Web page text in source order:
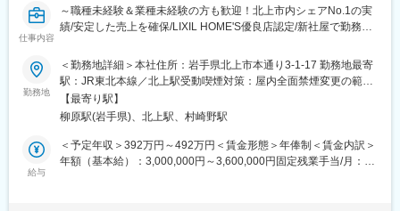
変更の範囲：会社の定める業務
■資格取得がしやすい風土：
どを取り入れており、会社全体で資格取得者を応援しておりま
す。また、資格取得者には資格手当の支給もあります。
■デザインコンセプト：
噪を忘れさせてくれる深い安らぎ。当社ではそんなリゾートスタ
イルを住まいに映し出し暮らすことが歓びとなるマイホームを築
仕事内容
～職種未経験＆業種未経験の方も歓迎！北上市内シェアNo.1の実
績/安定した売上を確保/LIXIL HOME'S優良店認定/新社屋で勤務◎/
完備～
■業務内容：
不動産の売買仲介営業を担当していただきます。一戸建て、アパ
ート、土地等の個人向け不動産の取り扱いが中心です。
・不動産を売却したいお客様からの相談対応
・価格査定／調査
・ネット等への不動産情報の掲載／問い合わせ対応
勤務地
＜勤務地詳細＞本社住所：岩手県北上市本通り3-1-17 勤務地最寄
駅：JR東北本線／北上駅受動喫煙対策：屋内全面禁煙変更の範
囲：無
【最寄り駅】
柳原駅(岩手県)、北上駅、村崎野駅
給与
＜予定年収＞392万円～492万円＜賃金形態＞年俸制＜賃金内訳＞
年額（基本給）：3,000,000円～3,600,000円固定残業手当/月：